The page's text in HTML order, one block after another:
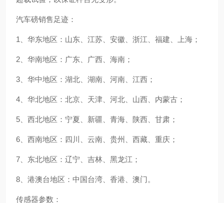
汽车磅销售足迹：
1、华东地区：山东、江苏、安徽、浙江、福建、上海；
2、华南地区：广东、广西、海南；
3、华中地区：湖北、湖南、河南、江西；
4、华北地区：北京、天津、河北、山西、内蒙古；
5、西北地区：宁夏、新疆、青海、陕西、甘肃；
6、西南地区：四川、云南、贵州、西藏、重庆；
7、东北地区：辽宁、吉林、黑龙江；
8、港澳台地区：中国台湾、香港、澳门。
传感器参数：